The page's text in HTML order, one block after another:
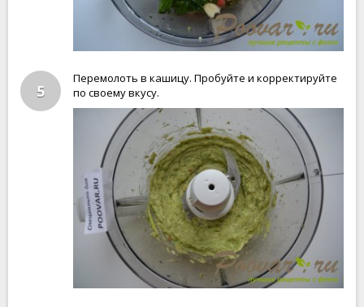
5
Перемолоть в кашицу. Пробуйте и корректируйте
по своему вкусу.